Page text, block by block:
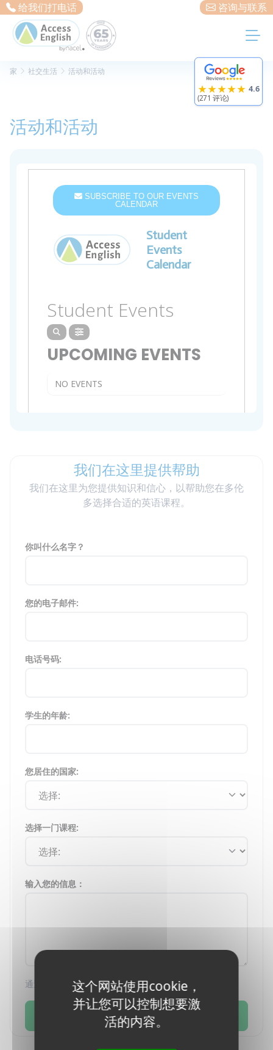
给我们打电话 咨询与联系
★★★★★ 4.6
(271 评论)
家 社交生活 活动和活动
活动和活动
我们在这里提供帮助
我们在这里为您提供知识和信心，以帮助您在多伦
多选择合适的英语课程。
你叫什么名字？
您的电子邮件:
电话号码:
学生的年龄:
您居住的国家:
选择一门课程:
输入您的信息：
通过提交此表格，您同意我们的隐私政策。
发送
Cookie管理面板
这个网站使用cookie，
并让您可以控制想要激
活的内容。